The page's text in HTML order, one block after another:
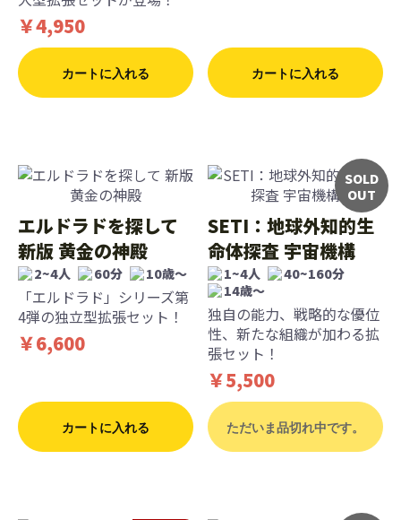
￥4,950
カートに入れる カートに入れる
エルドラドを探して
新版 黄金の神殿
2~4人 60分 10歳〜
「エルドラド」シリーズ第
4弾の独立型拡張セット！
￥6,600
カートに入れる
SOLD
OUT
SETI：地球外知的生
命体探査 宇宙機構
1~4人
40~160分
14歳〜
独自の能力、戦略的な優位
性、新たな組織が加わる拡
張セット！
￥5,500
ただいま品切れ中です。